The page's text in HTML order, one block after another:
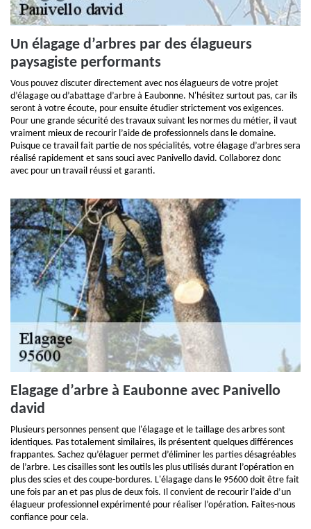
Un élagage d’arbres par des élagueurs
paysagiste performants
Vous pouvez discuter directement avec nos élagueurs de votre projet
d’élagage ou d’abattage d’arbre à Eaubonne. N'hésitez surtout pas, car ils
seront à votre écoute, pour ensuite étudier strictement vos exigences.
Pour une grande sécurité des travaux suivant les normes du métier, il vaut
vraiment mieux de recourir l’aide de professionnels dans le domaine.
Puisque ce travail fait partie de nos spécialités, votre élagage d’arbres sera
réalisé rapidement et sans souci avec Panivello david. Collaborez donc
avec pour un travail réussi et garanti.
Elagage d’arbre à Eaubonne avec Panivello
david
Plusieurs personnes pensent que l'élagage et le taillage des arbres sont
identiques. Pas totalement similaires, ils présentent quelques différences
frappantes. Sachez qu’élaguer permet d’éliminer les parties désagréables
de l’arbre. Les cisailles sont les outils les plus utilisés durant l’opération en
plus des scies et des coupe-bordures. L'élagage dans le 95600 doit être fait
une fois par an et pas plus de deux fois. Il convient de recourir l’aide d’un
élagueur professionnel expérimenté pour réaliser l’opération. Faites-nous
confiance pour cela.